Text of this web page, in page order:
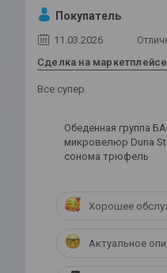
Покупатель
11.03.2026
Сделка на
Все супер
Обеденная группа
микровелюр Duna
сонома трюфель
Хорошее
Актуальное